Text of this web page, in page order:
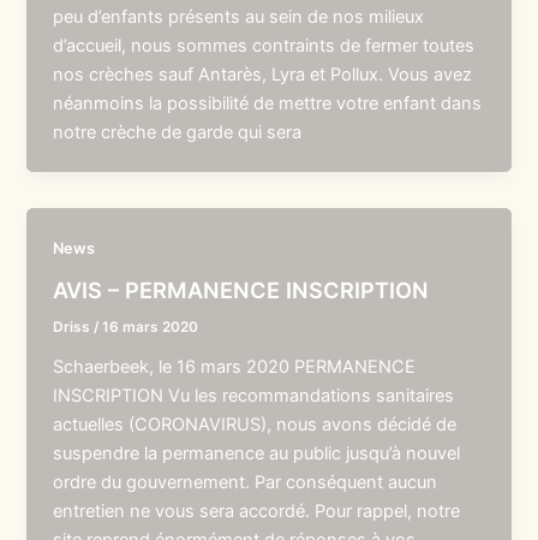
peu d’enfants présents au sein de nos milieux
d’accueil, nous sommes contraints de fermer toutes
nos crèches sauf Antarès, Lyra et Pollux. Vous avez
néanmoins la possibilité de mettre votre enfant dans
notre crèche de garde qui sera
News
AVIS – PERMANENCE INSCRIPTION
Driss /16 mars 2020
Schaerbeek, le 16 mars 2020 PERMANENCE
INSCRIPTION Vu les recommandations sanitaires
actuelles (CORONAVIRUS), nous avons décidé de
suspendre la permanence au public jusqu’à nouvel
ordre du gouvernement. Par conséquent aucun
entretien ne vous sera accordé. Pour rappel, notre